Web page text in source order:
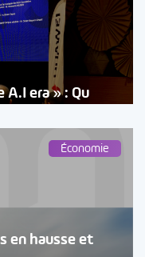
era » : Qu
Économie
en hausse et